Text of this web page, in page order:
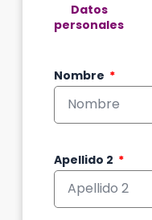
Datos
personales
Nombre
Apellido 2